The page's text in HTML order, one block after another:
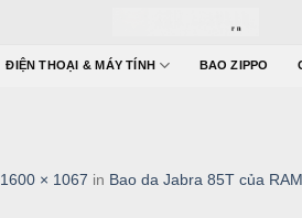
ĐIỆN THOẠI & MÁY TÍNH BAO ZIPPO
1600 × 1067 in Bao da Jabra 85T của